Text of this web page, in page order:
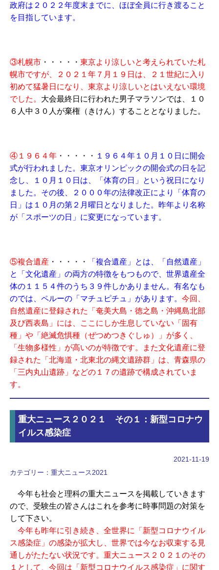
政府は２０２２年度末までに、ほぼ全員に行き渡ること
を目指しています。
③札幌市 ・・・・・ 東京より涼しいと考えられていた札
幌市ですが、２０２１年７月１９日は、２１世紀に入り
初めて猛暑日になり、東京より涼しいとはいえない環境
でした。 大会最終日に行われた男子マラソンでは、１０
６人中３０人が棄権（きけん）することとなりました。
④１９６４年 ・・・・・ １９６４年１０月１０日に開会
式が行われました。東京オリンピックの開会式の日を記
念し、１０月１０日は、「体育の日」という祝日になり
ました。その後、２０００年の法律改正により「体育の
日」は１０月の第２月曜日となりました。昨年より名称
が「スポーツの日」に変更になっています。
⑤複合遺産 ・・・・・
「複合遺産」とは、「自然遺産」
と「文化遺産」の両方の特徴をもつもので、世界遺産全
体の１１５４件のうち３９件しかありません。有名なも
のでは、ペルーの「マチュピチュ」があります。 今回、
自然遺産に登録された「奄美大島・徳之島・沖縄島北部
及び西表島」には、ここにしか生息していない「固有
種」や「絶滅危惧種（ぜつめつきぐしゅ）」が多く、
「生物多様性」が高いのが特徴です。また文化遺産に登
録された「北海道・北東北の縄文遺跡群」は、青森県の
「三内丸山遺跡」などの１７の遺跡で構成されていま
す。
重大ニュース２０２１ その１：新型コロナウ
イルス感染症
2021-11-19
カテゴリー： 重大ニュース2021
今年も社会と理科の重大ニュースを掲載していきます
ので、受験生の皆さんはこれを参考に時事問題の対策を
して下さい。
今年も昨年に引き続き、全世界に「新型コロナウイル
ス感染症」の感染が拡大し、世界では今なお収束する見
通しがたたない状況です。重大ニュース２０２１のその
１として、今回は「新型コロナウイルス感染症」に関す